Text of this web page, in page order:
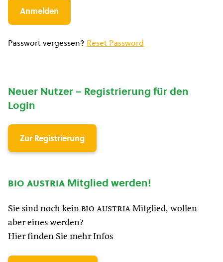
Passwort vergessen? Reset Password
Neuer Nutzer – Registrierung für den
Login
Zur Registrierung
bio austria Mitglied werden!
Sie sind noch kein bio austria Mitglied, wollen
aber eines werden?
Hier finden Sie mehr Infos